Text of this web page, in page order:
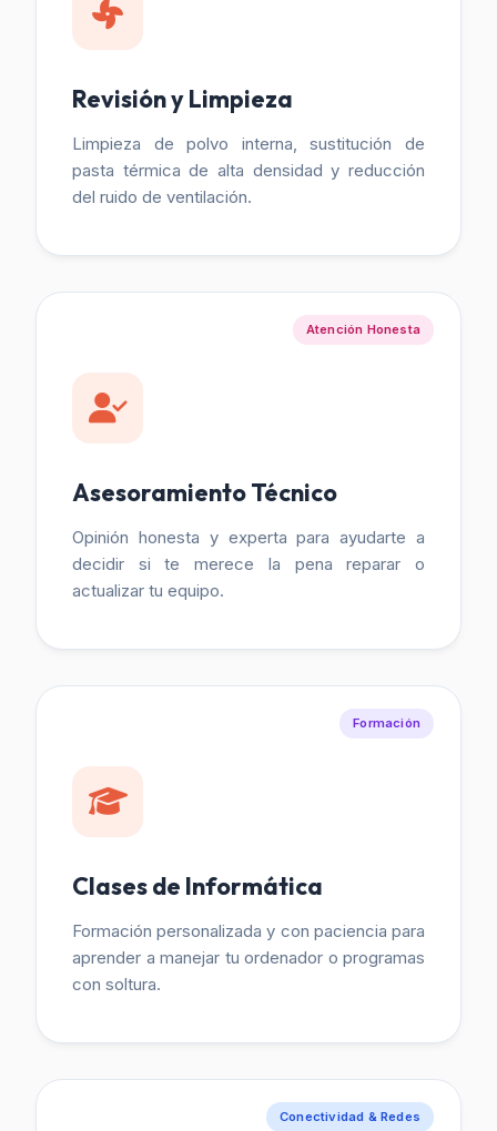
Revisión y Limpieza
Limpieza de polvo interna, sustitución de
pasta térmica de alta densidad y reducción
del ruido de ventilación.
Atención Honesta
Asesoramiento Técnico
Opinión honesta y experta para ayudarte a
decidir si te merece la pena reparar o
actualizar tu equipo.
Formación
Clases de Informática
Formación personalizada y con paciencia para
aprender a manejar tu ordenador o programas
con soltura.
Conectividad & Redes